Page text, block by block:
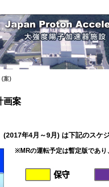
(案)
画案
年4月～9月) は下記のスケ
※MRの運転予定は暫定版であ